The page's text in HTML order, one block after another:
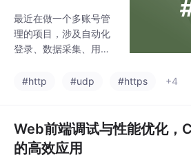
的工作流程更为复杂，
需要根据一定的网页分
析算法过滤与主题无关
接并将其放入等待抓取
存储、分析、过滤，并
建立索引以便查
纹
最近在做一个多账号管
理的项目，涉及自动化
登录、数据采集、用户
始一切顺利，脚本跑得
败，甚至账号被封。仔
细排查后，发现“浏览器
指纹”成了主要问题。
#http #udp #https +4
Web前端调试与性能优化，
的高效应用